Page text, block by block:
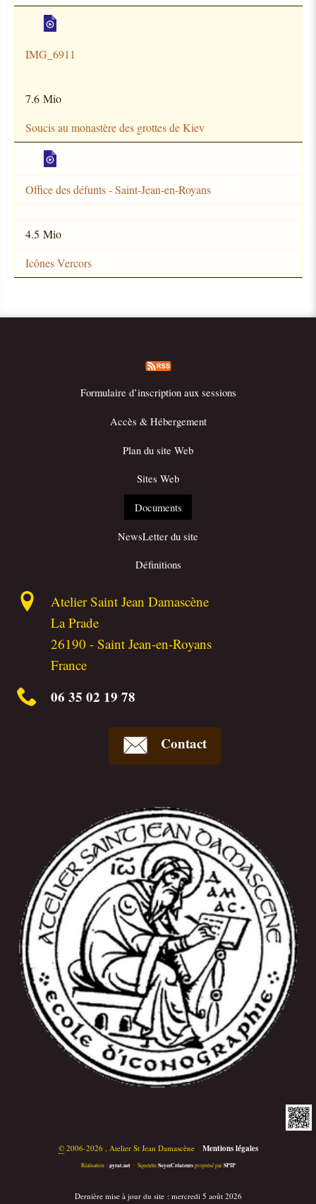
IMG_6911
7.6 Mio
Soucis au monastère des grottes de Kiev
Office des défunts - Saint-Jean-en-Royans
4.5 Mio
Icônes Vercors
Formulaire d’inscription aux sessions
Accès & Hébergement
Plan du site Web
Sites Web
Documents
NewsLetter du site
Définitions
Atelier Saint Jean Damascène
La Prade
26190 -Saint Jean-en-Royans
France
06 35 02 19 78
Contact
©2006-2026 , Atelier St Jean Damascène • Mentions légales
Réalisation : pyrat.net • Squelette SoyezCréateurspropulsé par SPIP
Dernière mise à jour du site : mercredi 5 août 2026